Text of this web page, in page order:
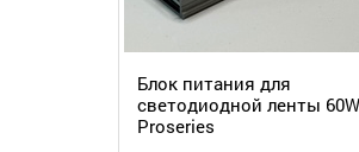
Блок питания для
светодиодной ленты 60W
Proseries